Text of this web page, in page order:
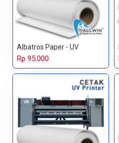
Albatros Paper - UV
Rp 95.000